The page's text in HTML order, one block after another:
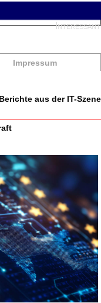
Impressum
aus der IT-Szene